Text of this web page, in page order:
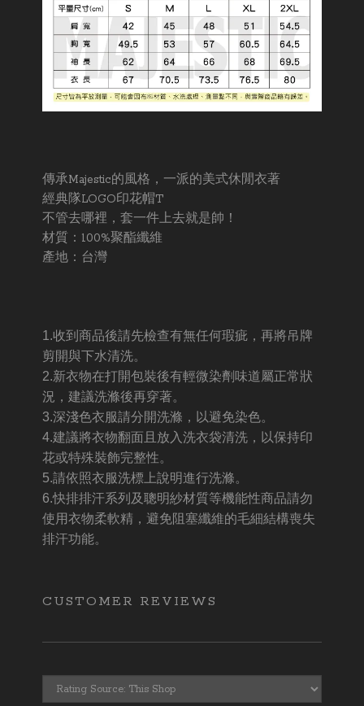
傳承Majestic的風格，一派的美式休閒衣著
經典隊LOGO印花帽T
不管去哪裡，套一件上去就是帥！
材質：100%聚酯纖維
產地：台灣
1.收到商品後請先檢查有無任何瑕疵，再將吊牌
剪開與下水清洗。
2.新衣物在打開包裝後有輕微染劑味道屬正常狀
況，建議洗滌後再穿著。
3.深淺色衣服請分開洗滌，以避免染色。
4.建議將衣物翻面且放入洗衣袋清洗，以保持印
花或特殊裝飾完整性。
5.請依照衣服洗標上說明進行洗滌。
6.快排排汗系列及聰明紗材質等機能性商品請勿
使用衣物柔軟精，避免阻塞纖維的毛細結構喪失
排汗功能。
CUSTOMER REVIEWS